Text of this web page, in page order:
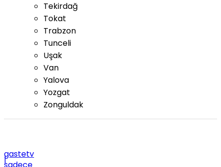
Tekirdağ
Tokat
Trabzon
Tunceli
Uşak
Van
Yalova
Yozgat
Zonguldak
gastetv
|